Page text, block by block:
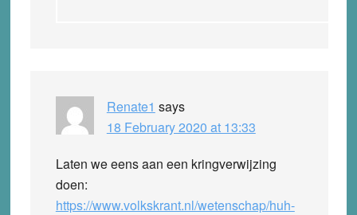
Renate1 says
18 February 2020 at 13:33
Laten we eens aan een kringverwijzing
doen:
https://www.volkskrant.nl/wetenschap/huh-